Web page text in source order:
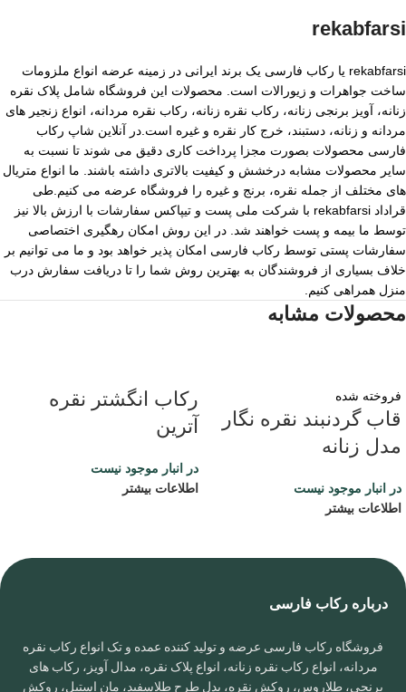
rekabfarsi
rekabfarsi یا رکاب فارسی یک برند ایرانی در زمینه عرضه انواع ملزومات
ساخت جواهرات و زیورالات است. محصولات این فروشگاه شامل پلاک نقره
زنانه، آویز برنجی زنانه، رکاب نقره زنانه، رکاب نقره مردانه، انواع زنجیر های
مردانه و زنانه، دستبند، خرج کار نقره و غیره است.در آنلاین شاپ رکاب
فارسی محصولات بصورت مجزا پرداخت کاری دقیق می شوند تا نسبت به
سایر محصولات مشابه درخشش و کیفیت بالاتری داشته باشند. ما انواع متریال
های مختلف از جمله نقره، برنج و غیره را فروشگاه عرضه می کنیم.طی
قراداد rekabfarsi با شرکت ملی پست و تیپاکس سفارشات با ارزش بالا نیز
توسط ما بیمه و پست خواهند شد. در این روش امکان رهگیری اختصاصی
سفارشات پستی توسط رکاب فارسی امکان پذیر خواهد بود و ما می توانیم بر
خلاف بسیاری از فروشندگان به بهترین روش شما را تا دریافت سفارش درب
منزل همراهی کنیم.
محصولات مشابه
فروخته شده
قاب گردنبند نقره نگار
مدل زنانه
در انبار موجود نیست
اطلاعات بیشتر
رکاب انگشتر نقره
آترین
در انبار موجود نیست
اطلاعات بیشتر
درباره رکاب فارسی
فروشگاه رکاب فارسی عرضه و تولید کننده عمده و تک انواع رکاب نقره
مردانه، انواع رکاب نقره زنانه، انواع پلاک نقره، مدال آویز، رکاب های
برنجی، طلاروس، روکش نقره، بدل طرح طلاسفید، مان استیل، روکش